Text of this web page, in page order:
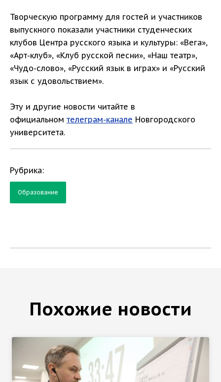
Творческую программу для гостей и участников
выпускного показали участники студенческих
клубов Центра русского языка и культуры: «Вега»,
«Арт-клуб», «Клуб русской песни», «Наш театр»,
«Чудо-слово», «Русский язык в играх» и «Русский
язык с удовольствием».
Эту и другие новости читайте в
официальном телеграм-канале Новгородского
университета.
Рубрика:
Образование
Похожие новости